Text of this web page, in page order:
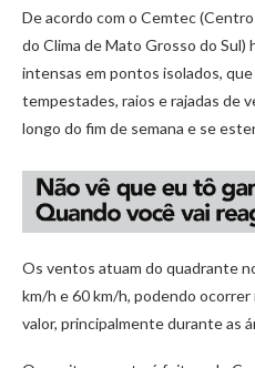
De acordo com o Cemtec
do Clima de Mato Grosso do Sul)
intensas em pontos isolados,
tempestades, raios e rajadas de
longo do fim de semana e se
Os ventos atuam do quadrante
km/h e 60 km/h, podendo
valor, principalmente durante as